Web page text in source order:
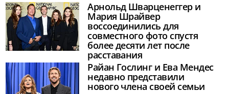
Арнольд Шварценеггер и
Мария Шрайвер
воссоединились для
совместного фото спустя
более десяти лет после
расставания
Райан Гослинг и Ева Мендес
недавно представили
нового члена своей семьи